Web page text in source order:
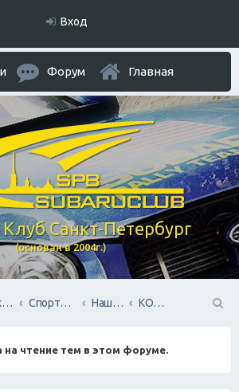
Вход
Клуб Санкт-Петербург
(основан в 2004г.)
Форум Главная
Список форумов Спортивный раздел Наша команда SUBARU TEAM SPB
КОЛЬЦО
на чтение тем в этом форуме.